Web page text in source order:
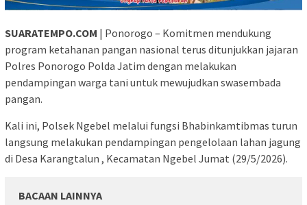
SUARATEMPO.COM | Ponorogo – Komitmen mendukung
program ketahanan pangan nasional terus ditunjukkan jajaran
Polres Ponorogo Polda Jatim dengan melakukan
pendampingan warga tani untuk mewujudkan swasembada
pangan.
Kali ini, Polsek Ngebel melalui fungsi Bhabinkamtibmas turun
langsung melakukan pendampingan pengelolaan lahan jagung
di Desa Karangtalun , Kecamatan Ngebel Jumat (29/5/2026).
BACAAN LAINNYA